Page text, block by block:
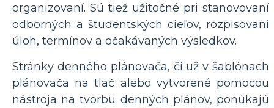
organizovaní. Sú tiež užitočné pri stanovovaní
odborných a študentských cieľov, rozpisovaní
úloh, termínov a očakávaných výsledkov.
Stránky denného plánovača, či už v šablónach
plánovača na tlač alebo vytvorené pomocou
nástroja na tvorbu denných plánov, ponúkajú